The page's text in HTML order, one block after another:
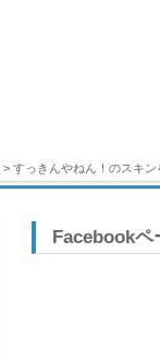
> すっきんやねん！のスキ
Facebookペ